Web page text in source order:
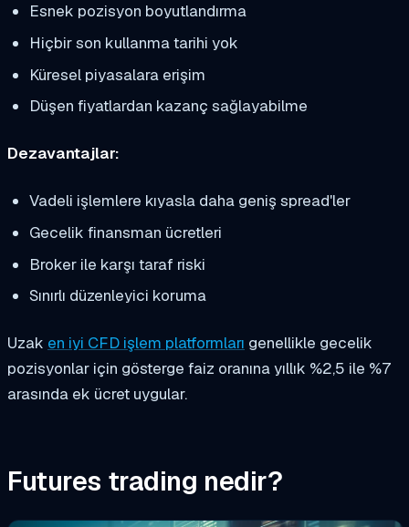
Esnek pozisyon boyutlandırma
Hiçbir son kullanma tarihi yok
Küresel piyasalara erişim
Düşen fiyatlardan kazanç sağlayabilme
Dezavantajlar:
Vadeli işlemlere kıyasla daha geniş spread'ler
Gecelik finansman ücretleri
Broker ile karşı taraf riski
Sınırlı düzenleyici koruma
Uzak en iyi CFD işlem platformları genellikle gecelik
pozisyonlar için gösterge faiz oranına yıllık %2,5 ile %7
arasında ek ücret uygular.
Futures trading nedir?